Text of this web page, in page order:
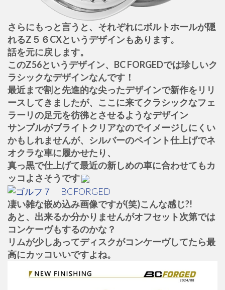
さらにもっと言うと、それぞれにボルトホールが隠
れるZ５６CXというデザインもあります。
話を元に戻します。
このZ56というデザイン、BC FORGEDでは珍しいク
ラシックなデザインなんです！
最近まで割と先進的な尖ったデザインで新作をリリ
ースしてきましたが、ここに来てクラシックなフェ
ラーリの足元を彷彿とさせるようなデザイン
サンプルがブライトクリアなのでイメージしにくい
かもしれませんが、シルバーのペイント仕上げでネ
オクラな車に履かせたり、
真っ黒で仕上げて最近の新しめの車に合わせてもカ
ッコよさそうです
凄い雑な嵌め込み画像ですが(笑)こんな感じ?!
あと、出来るか分かりませんがオフセット次第では
コンケーヴもするのかな？
リムが少しあってディスクがコンケーヴしてたら最
高にカッコいいですよね。